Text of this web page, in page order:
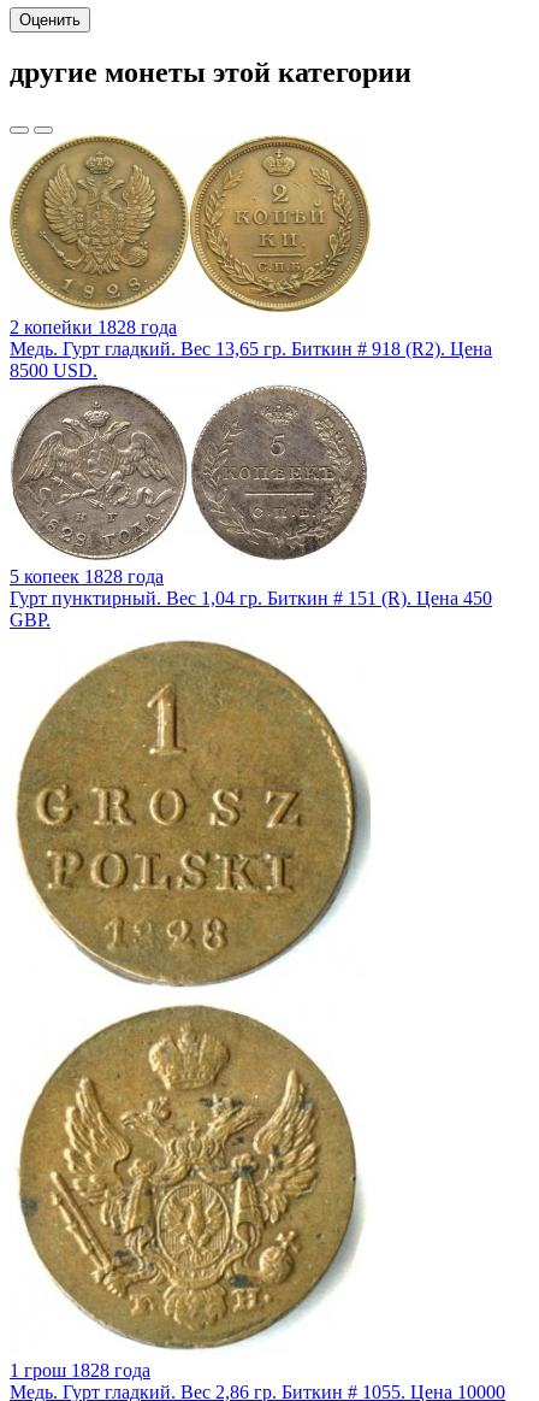
Оценить
другие монеты этой категории
2 копейки 1828 года
Медь. Гурт гладкий. Вес 13,65 гр. Биткин # 918 (R2). Цена
8500 USD.
5 копеек 1828 года
Гурт пунктирный. Вес 1,04 гр. Биткин # 151 (R). Цена 450
GBP.
1 грош 1828 года
Медь. Гурт гладкий. Вес 2,86 гр. Биткин # 1055. Цена 10000